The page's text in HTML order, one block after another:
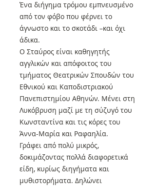
Ένα διήγημα τρόμου εμπνευσμένο
από τον φόβο που φέρνει το
άγνωστο και το σκοτάδι –και όχι
άδικα.
Ο Σταύρος είναι καθηγητής
αγγλικών και απόφοιτος του
τμήματος Θεατρικών Σπουδών του
Εθνικού και Καποδιστριακού
Πανεπιστημίου Αθηνών. Μένει στη
Λυκόβρυση μαζί με τη σύζυγό του
Κωνσταντίνα και τις κόρες του
Άννα-Μαρία και Ραφαηλία.
Γράφει από πολύ μικρός,
δοκιμάζοντας πολλά διαφορετικά
είδη, κυρίως διηγήματα και
μυθιστορήματα. Δηλώνει